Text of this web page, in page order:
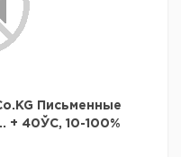
Письменные
+ 40ЎC, 10-100%